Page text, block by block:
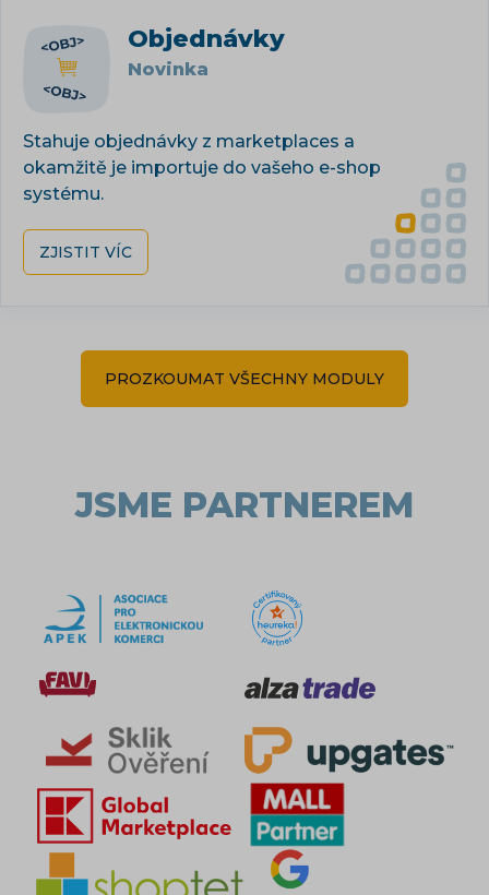
Objednávky
Novinka
Stahuje objednávky z marketplaces a
okamžitě je importuje do vašeho e-shop
systému.
ZJISTIT VÍC
PROZKOUMAT VŠECHNY MODULY
JSME PARTNEREM